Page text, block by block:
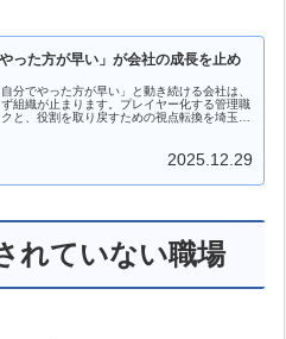
やった方が早い」が会社の成長を止め
分でやった方が早い」と動き続ける会社は、
組織が止まります。プレイヤー化する管理職
と、役割を取り戻すための視点転換を埼玉県
2025.12.29
れていない職場